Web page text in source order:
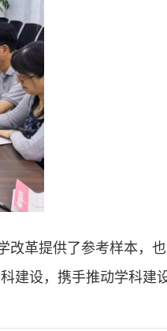
革提供了参考样本，也
建设，携手推动学科建